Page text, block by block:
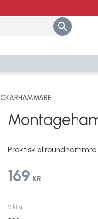
Praktisk
169 KR
Vikt g